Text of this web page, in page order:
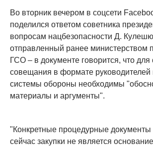
Во вторник вечером в соцсети
поделился ответом советника
вопросам нацбезопасности Д.
отправленный ранее министерством
ГСО – в документе говорится, что для
совещания в формате руководителей
системы обороны необходимы
материалы и аргументы".
"Конкретные процедурные
сейчас закупки не является